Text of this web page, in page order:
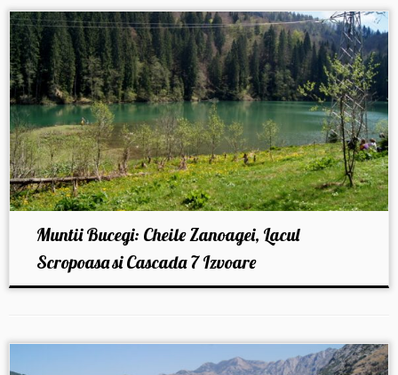
Muntii Bucegi: Cheile Zanoagei, Lacul
Scropoasa si Cascada 7 Izvoare